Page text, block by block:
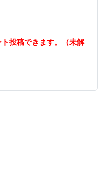
投稿できます。（未解